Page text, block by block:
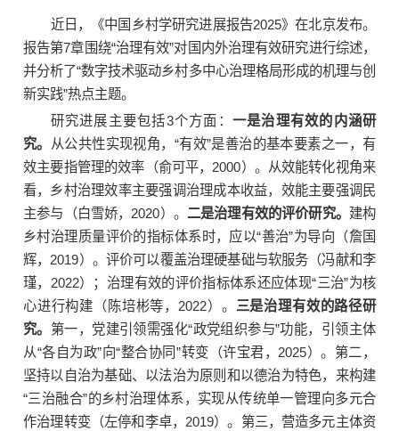
近日，《中国乡村学研究进展报告2025》在北京发布。
报告第7章围绕“治理有效”对国内外治理有效研究进行综述，
并分析了“数字技术驱动乡村多中心治理格局形成的机理与创
新实践”热点主题。
研究进展主要包括3个方面： 一是治理有效的内涵研
究。 从公共性实现视角，“有效”是善治的基本要素之一，有
效主要指管理的效率（俞可平，2000）。从效能转化视角来
看，乡村治理效率主要强调治理成本收益，效能主要强调民
主参与（白雪娇，2020）。 二是治理有效的评价研究。 建构
乡村治理质量评价的指标体系时，应以“善治”为导向（詹国
辉，2019）。评价可以覆盖治理硬基础与软服务（冯献和李
瑾，2022）；治理有效的评价指标体系还应体现“三治”为核
心进行构建（陈培彬等，2022）。 三是治理有效的路径研
究。 第一，党建引领需强化“政党组织参与”功能，引领主体
从“各自为政”向“整合协同”转变（许宝君，2025）。第二，
坚持以自治为基础、以法治为原则和以德治为特色，来构建
“三治融合”的乡村治理体系，实现从传统单一管理向多元合
作治理转变（左停和李卓，2019）。第三，营造多元主体资